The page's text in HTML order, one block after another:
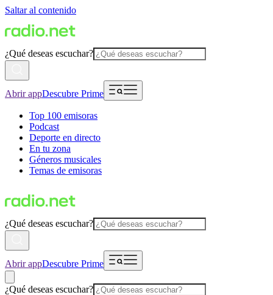
Saltar al contenido
¿Qué deseas escuchar?
Abrir appDescubre Prime
Top 100 emisoras
Podcast
Deporte en directo
En tu zona
Géneros musicales
Temas de emisoras
¿Qué deseas escuchar?
Abrir appDescubre Prime
¿Qué deseas escuchar?